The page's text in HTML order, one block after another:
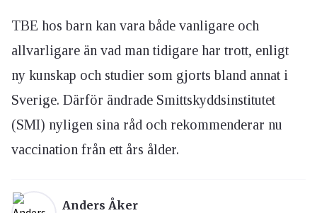
TBE hos barn kan vara både vanligare och
allvarligare än vad man tidigare har trott, enligt
ny kunskap och studier som gjorts bland annat i
Sverige. Därför ändrade Smittskyddsinstitutet
(SMI) nyligen sina råd och rekommenderar nu
vaccination från ett års ålder.
Anders Åker